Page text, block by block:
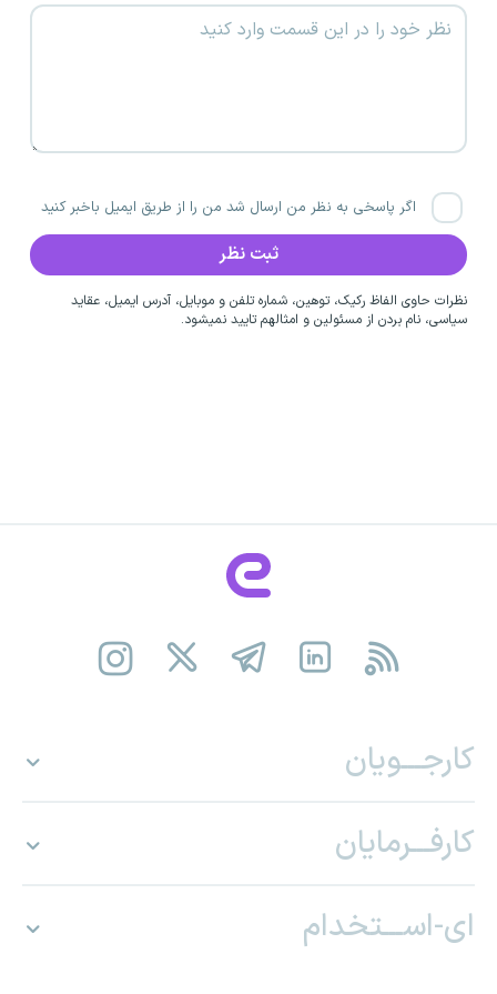
اگر پاسخی به نظر من ارسال شد من را از طریق ایمیل باخبر کنید
نظرات حاوی الفاظ رکیک، توهین، شماره تلفن و موبایل، آدرس ایمیل، عقاید
سیاسی، نام بردن از مسئولین و امثالهم تایید نمیشود.
کارجـــویان
کارفـــرمایان
ای-اســـتخدام